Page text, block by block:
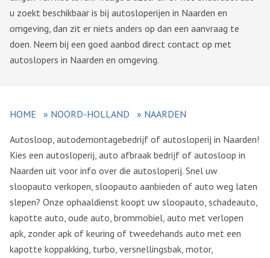
u zoekt beschikbaar is bij autosloperijen in Naarden en
omgeving, dan zit er niets anders op dan een aanvraag te
doen. Neem bij een goed aanbod direct contact op met
autoslopers in Naarden en omgeving.
HOME » NOORD-HOLLAND » NAARDEN
Autosloop, autodemontagebedrijf of autosloperij in Naarden!
Kies een autosloperij, auto afbraak bedrijf of autosloop in
Naarden uit voor info over die autosloperij. Snel uw
sloopauto verkopen, sloopauto aanbieden of auto weg laten
slepen? Onze ophaaldienst koopt uw sloopauto, schadeauto,
kapotte auto, oude auto, brommobiel, auto met verlopen
apk, zonder apk of keuring of tweedehands auto met een
kapotte koppakking, turbo, versnellingsbak, motor,